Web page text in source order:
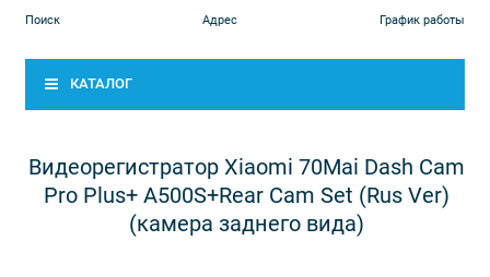
КАТАЛОГ
Видеорегистратор Xiaomi 70Mai Dash Cam
Pro Plus+ A500S+Rear Cam Set (Rus Ver)
(камера заднего вида)